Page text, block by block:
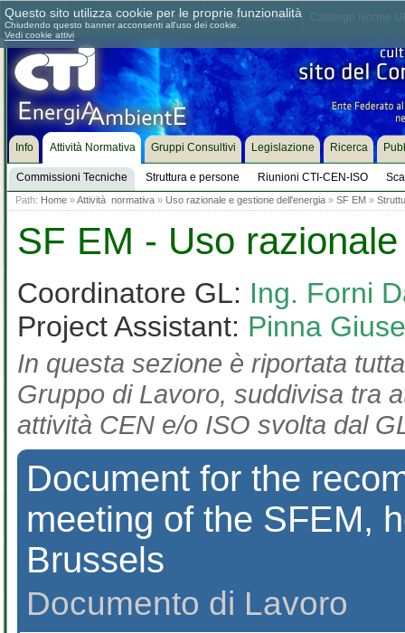
Chi siamo Dove siamo Contattaci Come associarsi
Info Attività Normativa
Commissioni Tecniche Struttura e persone Riunioni CTI-CEN-ISO
Gruppi Consultivi Legislazione Ricerca
Path: Home »Attività normativa » Uso razionale e gestione dell'energia » SF EM »
SF EM - Uso
Coordinatore GL: Ing. Forni
Project Assistant: Pinna
In questa sezione è riportata
Gruppo di Lavoro, suddivisa tra
attività CEN e/o ISO svolta dal
Document for the
meeting of the SFEM,
Brussels
Documento di Lavoro
Questo sito utilizza cookie per le proprie funzionalità
Chiudendo questo banner acconsenti all'uso dei cookie.
Vedi cookie attivi